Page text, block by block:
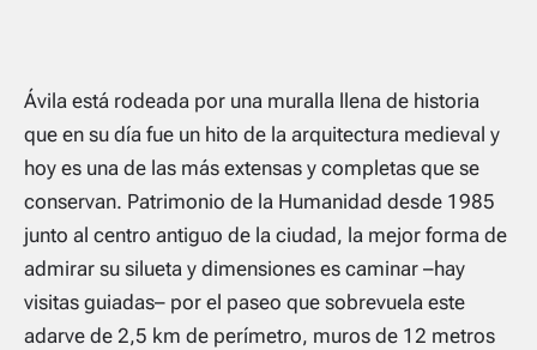
Ávila está rodeada por una muralla llena de historia
que en su día fue un hito de la arquitectura medieval y
hoy es una de las más extensas y completas que se
conservan. Patrimonio de la Humanidad desde 1985
junto al centro antiguo de la ciudad, la mejor forma de
admirar su silueta y dimensiones es caminar –hay
visitas guiadas– por el paseo que sobrevuela este
adarve de 2,5 km de perímetro, muros de 12 metros